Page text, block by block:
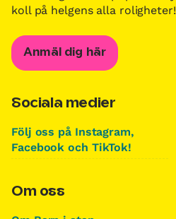
koll på helgens alla roligheter!
Anmäl dig här
Sociala medier
Följ oss på Instagram,
Facebook och TikTok!
Om oss